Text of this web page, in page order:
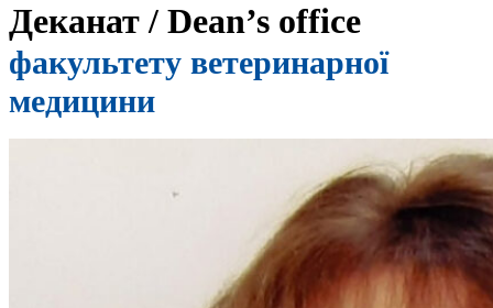
Деканат / Dean’s office
факультету ветеринарної
медицини